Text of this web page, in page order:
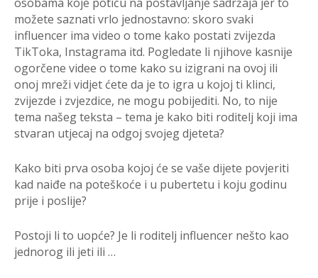
možete saznati vrlo jednostavno: skoro svaki
influencer ima video o tome kako postati zvijezda
TikToka, Instagrama itd. Pogledate li njihove kasnije
ogorčene videe o tome kako su izigrani na ovoj ili
onoj mreži vidjet ćete da je to igra u kojoj ti klinci,
zvijezde i zvjezdice, ne mogu pobijediti. No, to nije
tema našeg teksta – tema je kako biti roditelj koji ima
stvaran utjecaj na odgoj svojeg djeteta?
Kako biti prva osoba kojoj će se vaše dijete povjeriti
kad naiđe na poteškoće i u pubertetu i koju godinu
prije i poslije?
Postoji li to uopće? Je li roditelj influencer nešto kao
jednorog ili jeti ili …